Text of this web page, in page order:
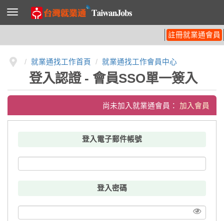
導
列
註冊就業通會員
就業通找工作首頁 就業通找工作會員中心
登入認證 - 會員SSO單一簽入
尚未加入就業通會員： 加入會員
登入電子郵件帳號
登入密碼